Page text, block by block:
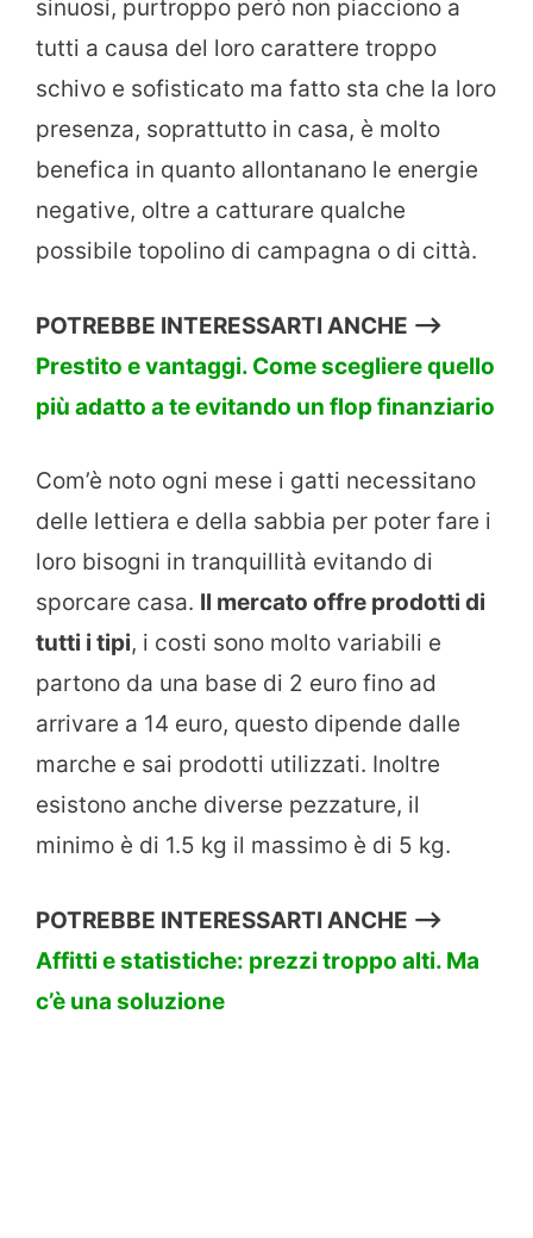
sinuosi, purtroppo però non piacciono a
tutti a causa del loro carattere troppo
schivo e sofisticato ma fatto sta che la loro
presenza, soprattutto in casa, è molto
benefica in quanto allontanano le energie
negative, oltre a catturare qualche
possibile topolino di campagna o di città.
POTREBBE INTERESSARTI ANCHE —>
Prestito e vantaggi. Come scegliere quello
più adatto a te evitando un flop finanziario
Com’è noto ogni mese i gatti necessitano
delle lettiera e della sabbia per poter fare i
loro bisogni in tranquillità evitando di
sporcare casa. Il mercato offre prodotti di
tutti i tipi, i costi sono molto variabili e
partono da una base di 2 euro fino ad
arrivare a 14 euro, questo dipende dalle
marche e sai prodotti utilizzati. Inoltre
esistono anche diverse pezzature, il
minimo è di 1.5 kg il massimo è di 5 kg.
POTREBBE INTERESSARTI ANCHE —->
Affitti e statistiche: prezzi troppo alti. Ma
c’è una soluzione